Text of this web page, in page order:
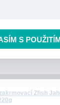
Zfish
uživateli.
S